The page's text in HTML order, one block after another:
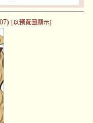
[以預覽圖顯示]